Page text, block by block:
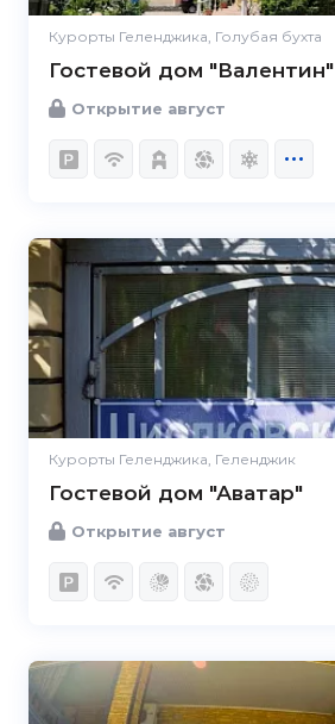
Курорты Геленджика, Голубая бухта
Гостевой дом "Валентин"
Открытие август
Курорты Геленджика, Геленджик
Гостевой дом "Аватар"
Открытие август